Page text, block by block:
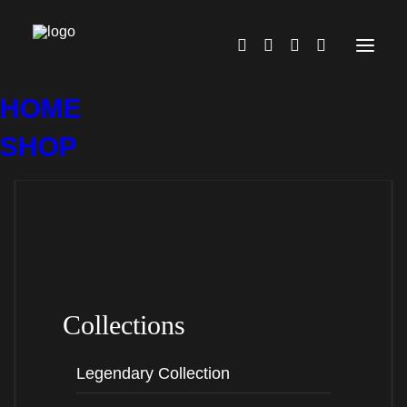
HOME
SHOP
Collections
Legendary Collection
Ich bin Joe, 1980 im schönen ländlichen Baden-
Fantasy/Mittelalter Genre hat schon in meiner
Kindheit mit „Robin Hood“ angefangen. Als ich dann